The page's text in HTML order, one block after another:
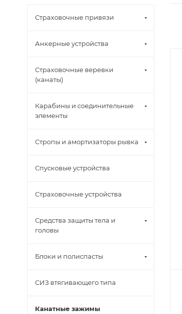
Страховочные привязи
Анкерные устройства
Страховочные веревки
(канаты)
Карабины и соединительные
элементы
Стропы и амортизаторы рывка
Спусковые устройства
Страховочные устройства
Средства защиты тела и
головы
Блоки и полиспасты
СИЗ втягивающего типа
Канатные зажимы